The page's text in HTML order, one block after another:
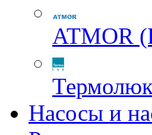
ATMOR
Насосы и